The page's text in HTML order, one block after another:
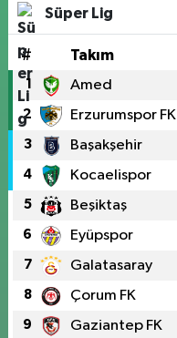
Süper Lig
# Takım
1 Amed
2 Erzurumspor FK
3 Başakşehir
4 Kocaelispor
5 Beşiktaş
6 Eyüpspor
7 Galatasaray
8 Çorum FK
9 Gaziantep FK